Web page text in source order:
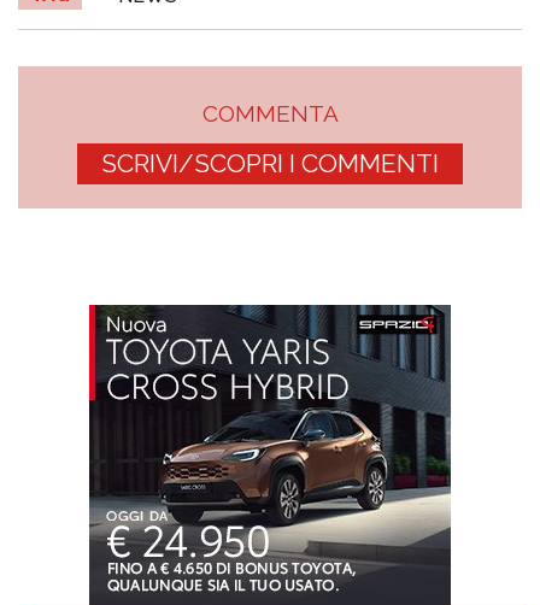
COMMENTA
SCRIVI/SCOPRI I COMMENTI